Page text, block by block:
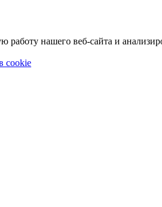
нашего веб-сайта и
cookie